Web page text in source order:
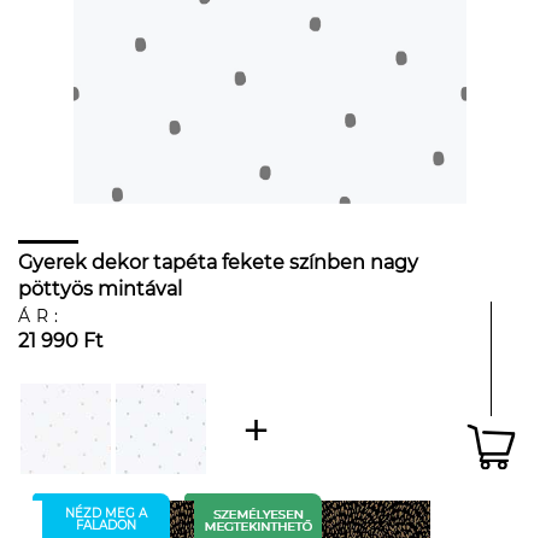
Gyerek dekor tapéta fekete színben nagy
pöttyös mintával
ÁR:
21 990 Ft
NÉZD MEG A
FALADON